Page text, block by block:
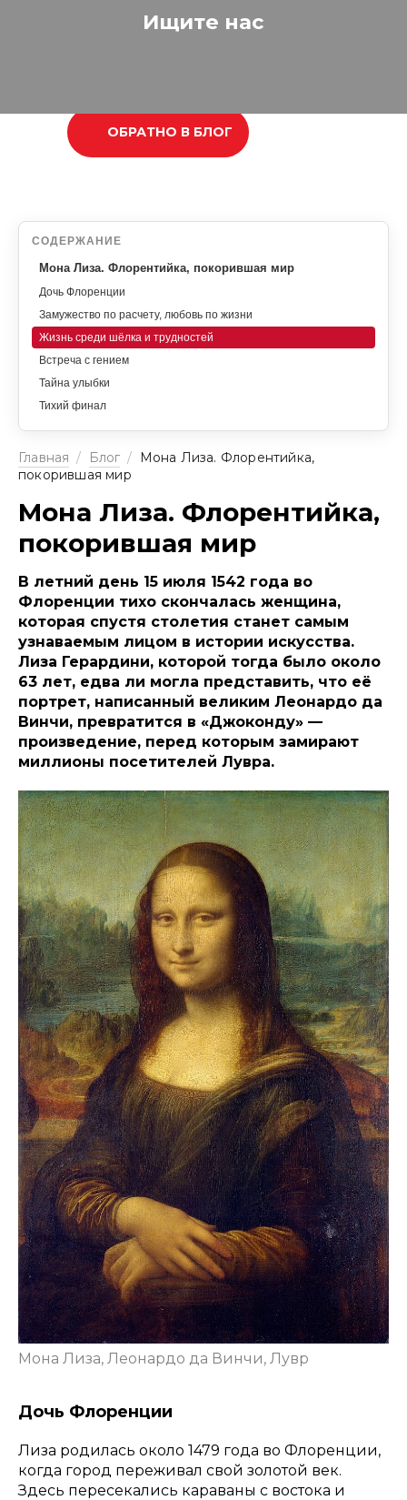
Ищите нас
ОБРАТНО В БЛОГ
СОДЕРЖАНИЕ
Мона Лиза. Флорентийка, покорившая мир
Дочь Флоренции
Замужество по расчету, любовь по жизни
Жизнь среди шёлка и трудностей
Встреча с гением
Тайна улыбки
Тихий финал
Главная / Блог /
Мона Лиза. Флорентийка,
покорившая мир
Мона Лиза. Флорентийка,
покорившая мир
В летний день 15 июля 1542 года во
Флоренции тихо скончалась женщина,
которая спустя столетия станет самым
узнаваемым лицом в истории искусства.
Лиза Герардини, которой тогда было около
63 лет, едва ли могла представить, что её
портрет, написанный великим Леонардо да
Винчи, превратится в «Джоконду» —
произведение, перед которым замирают
миллионы посетителей Лувра.
Мона Лиза, Леонардо да Винчи, Лувр
Дочь Флоренции
Лиза родилась около 1479 года во Флоренции,
когда город переживал свой золотой век.
Здесь пересекались караваны с востока и